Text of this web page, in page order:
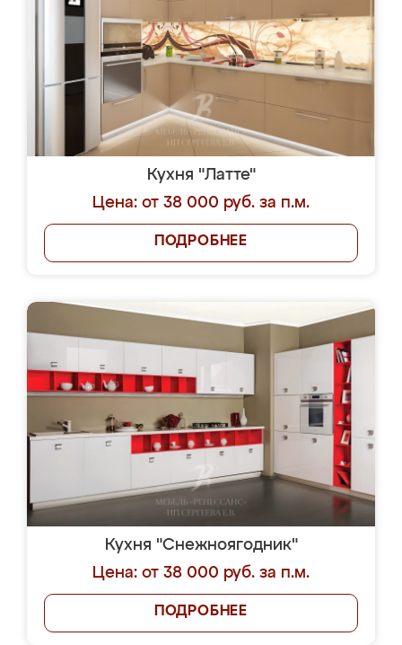
Кухня "Латте"
Цена: от 38 000 руб. за п.м.
ПОДРОБНЕЕ
Кухня "Снежноягодник"
Цена: от 38 000 руб. за п.м.
ПОДРОБНЕЕ